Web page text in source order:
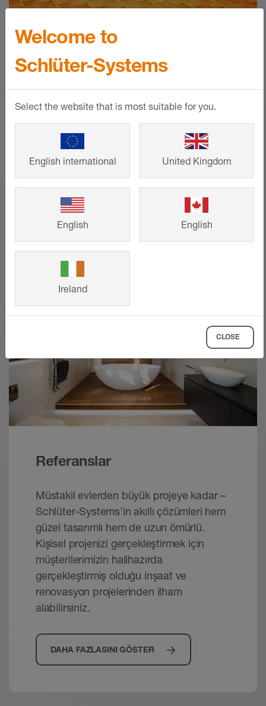
BEKOTEC-THERM için ısıtma
devresi hesaplayıcısı
Schlüter-Systems'in yerden ısıtması için
malzeme ihtiyacınızı hızlı ve kolay bir
şekilde hesaplayın!
DAHA FAZLASINI GÖSTER
Referanslar
Müstakil evlerden büyük projeye kadar –
Schlüter-Systems'in akıllı çözümleri hem
güzel tasarımlı hem de uzun ömürlü.
Kişisel projenizi gerçekleştirmek için
müşterilerimizin halihazırda
gerçekleştirmiş olduğu inşaat ve
renovasyon projelerinden ilham
alabilirsiniz.
DAHA FAZLASINI GÖSTER
Welcome to
Schlüter-Systems
Select the website that is most suitable for you.
English international United Kingdom
English English
Ireland
CLOSE